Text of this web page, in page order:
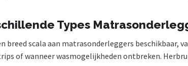
Types
breed scala aan matrasonderleggers
of wanneer wasmogelijkheden ontbreken.